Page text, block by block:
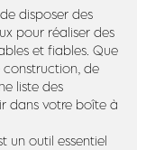
disposer des
pour réaliser des
et fiables. Que
construction, de
liste des
dans votre boîte à
un outil essentiel